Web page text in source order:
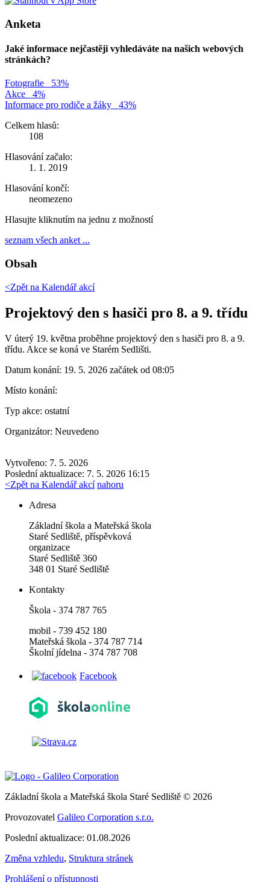
Anketa
Jaké informace nejčastěji vyhledáváte na našich webových
stránkách?
Fotografie
53%
Akce
4%
Informace pro rodiče a žáky
43%
Celkem hlasů:
108
Hlasování začalo:
1. 1. 2019
Hlasování končí:
neomezeno
Hlasujte kliknutím na jednu z možností
seznam všech anket ...
Obsah
<Zpět na Kalendář akcí
Projektový den s hasiči pro 8. a 9. třídu
V úterý 19. května proběhne projektový den s hasiči pro 8. a 9.
třídu. Akce se koná ve Starém Sedlišti.
Datum konání: 19. 5. 2026 začátek od 08:05
Místo konání:
Typ akce: ostatní
Organizátor: Neuvedeno
Vytvořeno: 7. 5. 2026
Poslední aktualizace: 7. 5. 2026 16:15
<Zpět na Kalendář akcí nahoru
Adresa
Základní škola a Mateřská škola
Staré Sedliště, příspěvková
organizace
Staré Sedliště 360
348 01 Staré Sedliště
Kontakty
Škola - 374 787 765
mobil - 739 452 180
Mateřská škola - 374 787 714
Školní jídelna - 374 787 708
Facebook
Základní škola a Mateřská škola Staré Sedliště © 2026
Provozovatel Galileo Corporation s.r.o.
Poslední aktualizace: 01.08.2026
Změna vzhledu, Struktura stránek
Prohlášení o přístupnosti